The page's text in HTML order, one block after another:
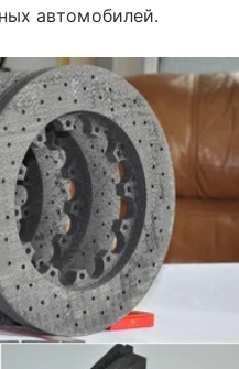
автомобилей.